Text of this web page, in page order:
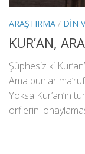
ARAŞTIRMA / DIN
KUR’AN,
Şüphesiz ki
Ama bunlar
Yoksa Kur’an’ın
örflerini